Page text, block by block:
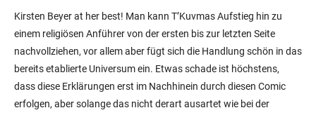
Kirsten Beyer at her best! Man kann T’Kuvmas Aufstieg hin zu
einem religiösen Anführer von der ersten bis zur letzten Seite
nachvollziehen, vor allem aber fügt sich die Handlung schön in das
bereits etablierte Universum ein. Etwas schade ist höchstens,
dass diese Erklärungen erst im Nachhinein durch diesen Comic
erfolgen, aber solange das nicht derart ausartet wie bei der